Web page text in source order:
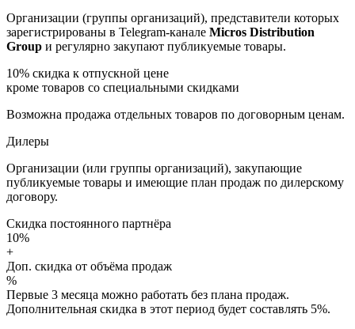
Организации (группы организаций), представители которых
зарегистрированы в Telegram-канале Micros Distribution
Group и регулярно закупают публикуемые товары.
10% скидка к отпускной цене
кроме товаров со специальными скидками
Возможна продажа отдельных товаров по договорным ценам.
Дилеры
Организации (или группы организаций), закупающие
публикуемые товары и имеющие план продаж по дилерскому
договору.
Скидка постоянного партнёра
10%
+
Доп. скидка от объёма продаж
%
Первые 3 месяца можно работать без плана продаж.
Дополнительная скидка в этот период будет составлять 5%.